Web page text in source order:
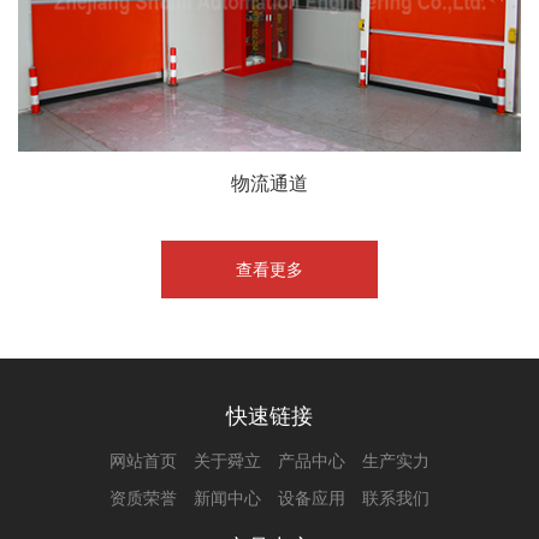
物流通道
查看更多
快速链接
网站首页 关于舜立 产品中心
生产实力
资质荣誉
新闻中心 设备应用 联系我们